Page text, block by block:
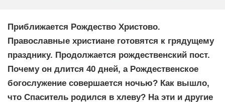
Приближается Рождество Христово.
Православные христиане готовятся к грядущему
празднику. Продолжается рождественский пост.
Почему он длится 40 дней, а Рождественское
богослужение совершается ночью? Как вышло,
что Спаситель родился в хлеву? На эти и другие